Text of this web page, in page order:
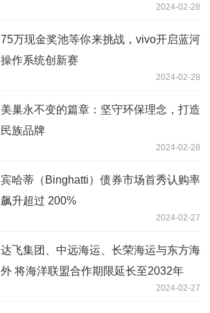
2024-02-28
75万现金奖池等你来挑战，vivo开启蓝河
操作系统创新赛
2024-02-28
美巢永不变的篇章：坚守环保理念，打造
民族品牌
2024-02-28
宾哈蒂（Binghatti）债券市场首秀认购率
飙升超过 200%
2024-02-27
达飞集团、中远海运、长荣海运与东方海
外 将海洋联盟合作期限延长至2032年
2024-02-27